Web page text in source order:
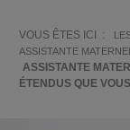
VOUS ÊTES ICI :
ASSISTANTE
ASSISTANTE
ÉTENDUS QUE